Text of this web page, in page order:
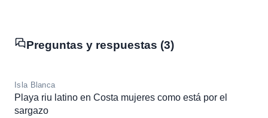
Preguntas y respuestas (3)
Isla Blanca
Playa riu latino en Costa mujeres como está por el
sargazo